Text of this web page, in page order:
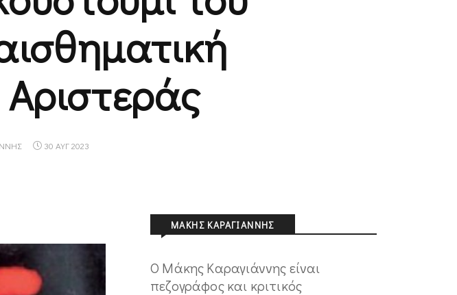
30 ΑΥΓ 2023
ΜΆΚΗΣ ΚΑΡΑΓΙΆΝΝΗΣ
Ο Μάκης Καραγιάννης είναι
πεζογράφος και κριτικός